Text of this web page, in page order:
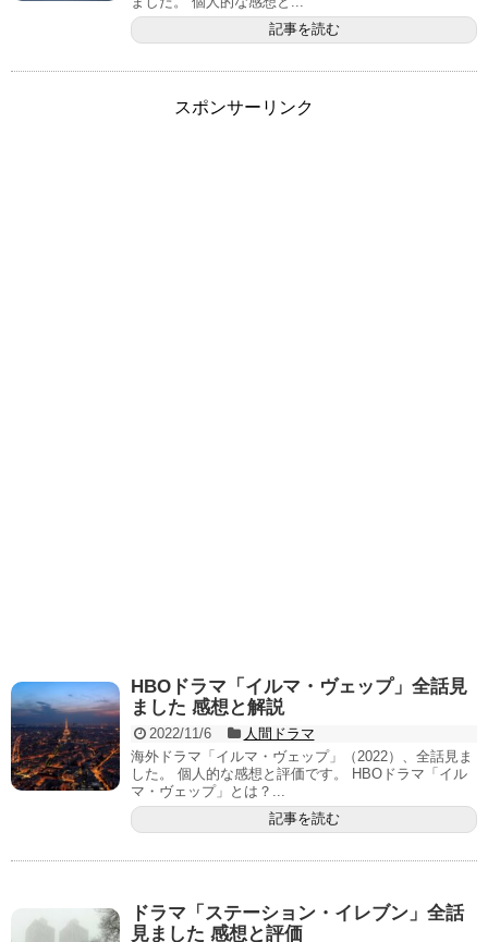
記事を読む
スポンサーリンク
HBOドラマ「イルマ・ヴェップ」全話見
ました 感想と解説
2022/11/6
人間ドラマ
海外ドラマ「イルマ・ヴェップ」（2022）、全話見ま
した。 個人的な感想と評価です。 HBOドラマ「イル
マ・ヴェップ」とは？...
記事を読む
ドラマ「ステーション・イレブン」全話
見ました 感想と評価